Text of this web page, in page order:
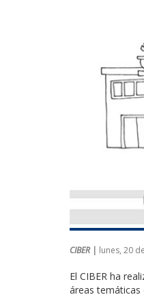
CIBER | lunes, 20
El CIBER ha
áreas temáticas